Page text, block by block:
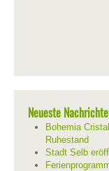
Neueste
Bohemia
Ruhestand
Stadt Selb